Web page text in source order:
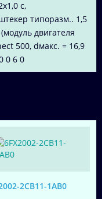
c,
типоразм.. 1,5
двигателя
500, dмакс. = 16,9
0 6 0
2CB11-1AB0